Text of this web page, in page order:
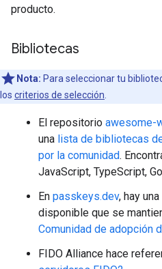
producto.
Bibliotecas
Nota: Para seleccionar tu
los criterios de selección
El repositorio awesome-
una lista de bibliotecas
por la comunidad.
JavaScript, TypeScript,
En passkeys.dev, hay una
disponible que se
Comunidad de adopción
FIDO Alliance hace